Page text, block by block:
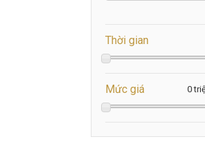
Thời gian
Mức giá